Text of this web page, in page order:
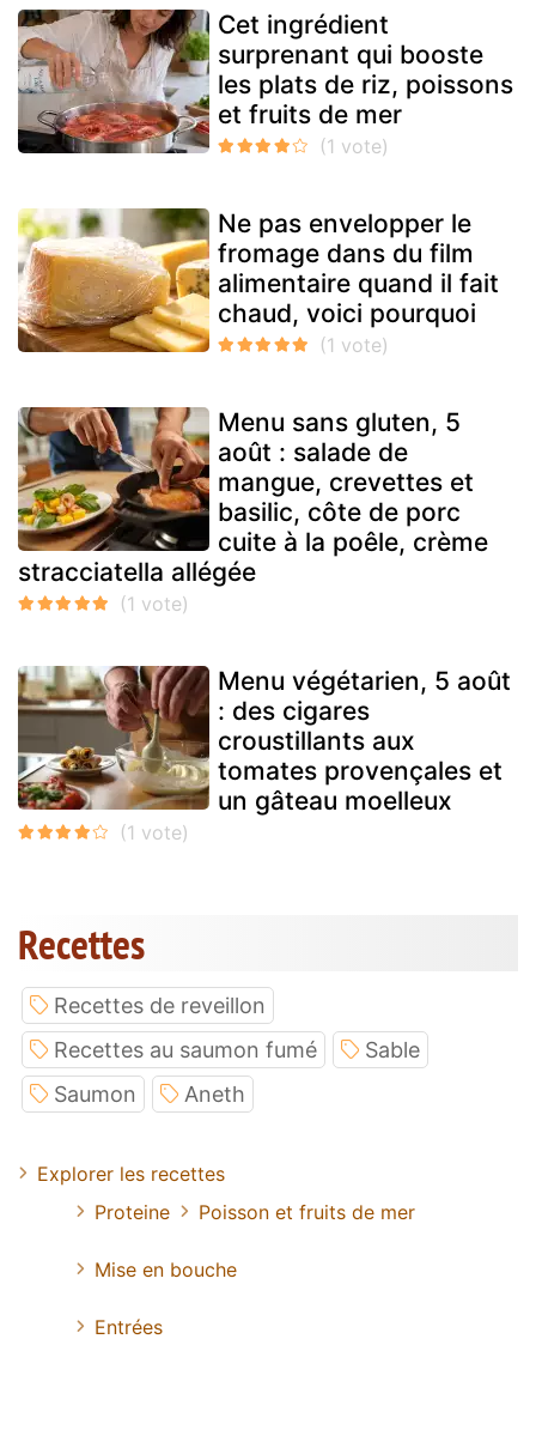
Cet ingrédient
surprenant qui booste
les plats de riz, poissons
et fruits de mer
Ne pas envelopper le
fromage dans du film
alimentaire quand il fait
chaud, voici pourquoi
Menu sans gluten, 5
août : salade de
mangue, crevettes et
basilic, côte de porc
cuite à la poêle, crème
stracciatella allégée
Menu végétarien, 5 août
: des cigares
croustillants aux
tomates provençales et
un gâteau moelleux
Recettes
Recettes de reveillon
Recettes au saumon fumé
Sable
Saumon
Aneth
Explorer les recettes
Proteine
Poisson et fruits de mer
Mise en bouche
Entrées